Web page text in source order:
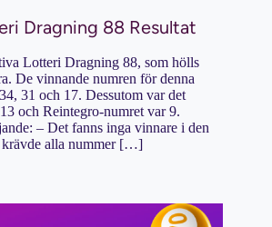
Dragning 88 Resultat
Lotteri Dragning 88, som hölls
De vinnande numren för denna
31 och 17. Dessutom var det
och Reintegro-numret var 9.
– Det fanns inga vinnare i den
krävde alla nummer […]